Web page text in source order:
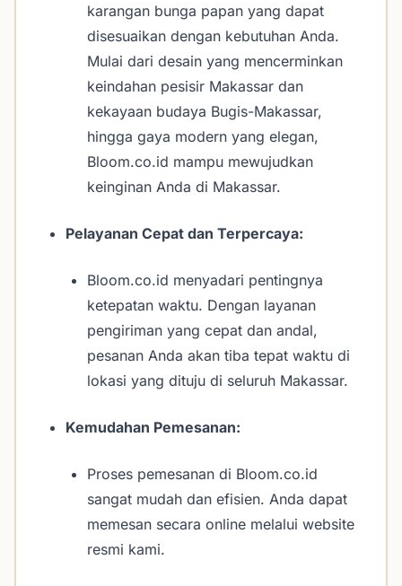
karangan bunga papan yang dapat
disesuaikan dengan kebutuhan Anda.
Mulai dari desain yang mencerminkan
keindahan pesisir Makassar dan
kekayaan budaya Bugis-Makassar,
hingga gaya modern yang elegan,
Bloom.co.id mampu mewujudkan
keinginan Anda di Makassar.
Pelayanan Cepat dan Terpercaya:
Bloom.co.id menyadari pentingnya
ketepatan waktu. Dengan layanan
pengiriman yang cepat dan andal,
pesanan Anda akan tiba tepat waktu di
lokasi yang dituju di seluruh Makassar.
Kemudahan Pemesanan:
Proses pemesanan di Bloom.co.id
sangat mudah dan efisien. Anda dapat
memesan secara online melalui website
resmi kami.